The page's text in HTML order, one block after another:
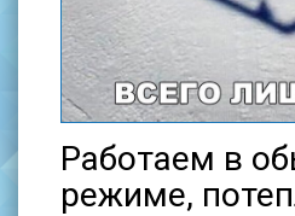
Работаем в
режиме,